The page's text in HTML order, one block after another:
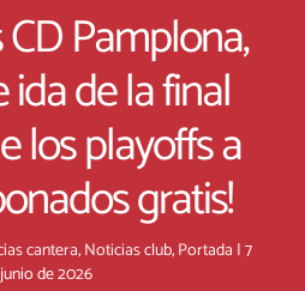
Pamplona,
de la final
los playoffs a
gratis!
cantera,Noticias club,Portada |7
de 2026